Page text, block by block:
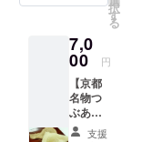
トオリ
缶バッ
チ
択
す
る
7,0
00 円
【京都
名物つ
ぶあん
入り生
支援